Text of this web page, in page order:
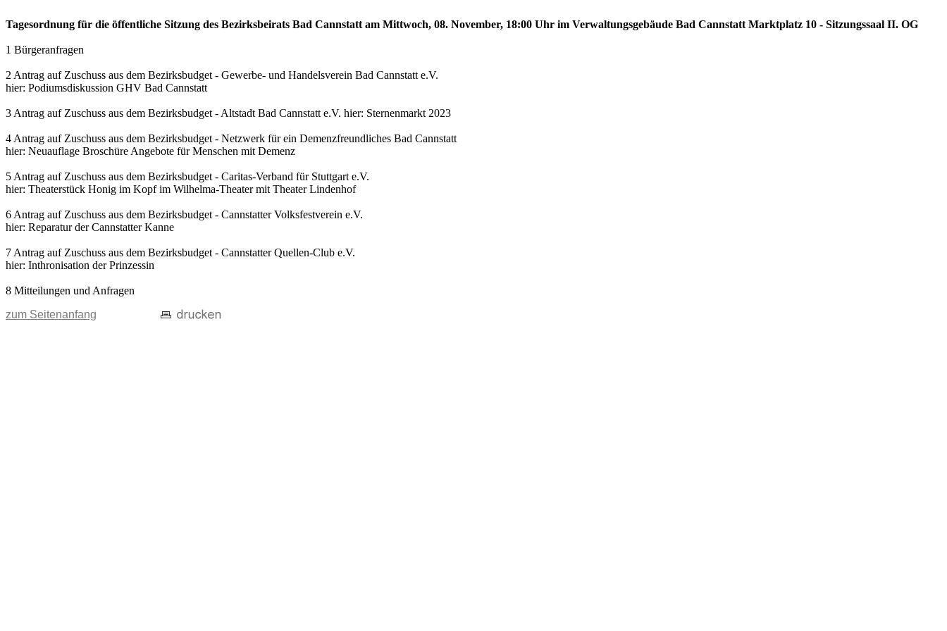
Tagesordnung für die öffentliche Sitzung des Bezirksbeirats Bad Cannstatt am Mittwoch, 08. November, 18:00 Uhr im Verwaltungsgebäude Bad Cannstatt Marktplatz 10 - Sitzungssaal II. OG
1 Bürgeranfragen
2 Antrag auf Zuschuss aus dem Bezirksbudget - Gewerbe- und Handelsverein Bad Cannstatt e.V.
hier: Podiumsdiskussion GHV Bad Cannstatt
3 Antrag auf Zuschuss aus dem Bezirksbudget - Altstadt Bad Cannstatt e.V. hier: Sternenmarkt 2023
4 Antrag auf Zuschuss aus dem Bezirksbudget - Netzwerk für ein Demenzfreundliches Bad Cannstatt
hier: Neuauflage Broschüre Angebote für Menschen mit Demenz
5 Antrag auf Zuschuss aus dem Bezirksbudget - Caritas-Verband für Stuttgart e.V.
hier: Theaterstück Honig im Kopf im Wilhelma-Theater mit Theater Lindenhof
6 Antrag auf Zuschuss aus dem Bezirksbudget - Cannstatter Volksfestverein e.V.
hier: Reparatur der Cannstatter Kanne
7 Antrag auf Zuschuss aus dem Bezirksbudget - Cannstatter Quellen-Club e.V.
hier: Inthronisation der Prinzessin
8 Mitteilungen und Anfragen
zum Seitenanfang